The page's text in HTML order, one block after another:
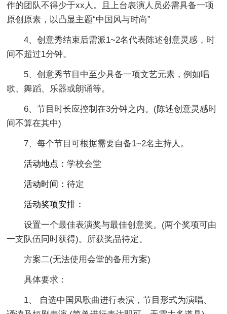
作的团队不得少于xx人。且上台表演人员必需具备一项
原创原素，以凸显主题“中国风与时尚”
4、创意秀结束后需派1~2名代表陈述创意灵感，时
间不超过1分钟。
5、创意秀节目中至少具备一项文艺元素，例如唱
歌、舞蹈、乐器或朗诵等。
6、节目时长应控制在3分钟之内。(陈述创意灵感时
间不算在其中)
7、每个节目可根据需要自备1~2名主持人。
活动地点：学校会堂
活动时间：待定
活动奖项安排：
设置一个最佳表演奖与最佳创意奖。(两个奖项可由
一支队伍同时获得)。所获奖品待定。
方案二(无法使用会堂的备用方案)
具体要求：
1、 自选中国风歌曲进行表演，节目形式为演唱、